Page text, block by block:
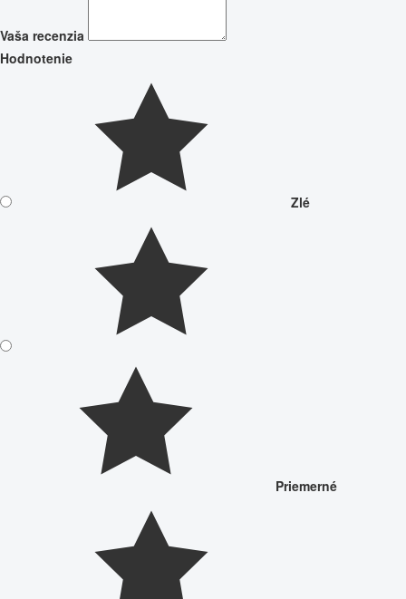
Vaša recenzia
Hodnotenie
Zlé
Priemerné